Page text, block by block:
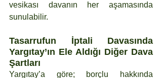
vesikası davanın her aşamasında
sunulabilir.
Tasarrufun İptali Davasında
Yargıtay’ın Ele Aldığı Diğer Dava
Şartları
Yargıtay’a göre; borçlu hakkında